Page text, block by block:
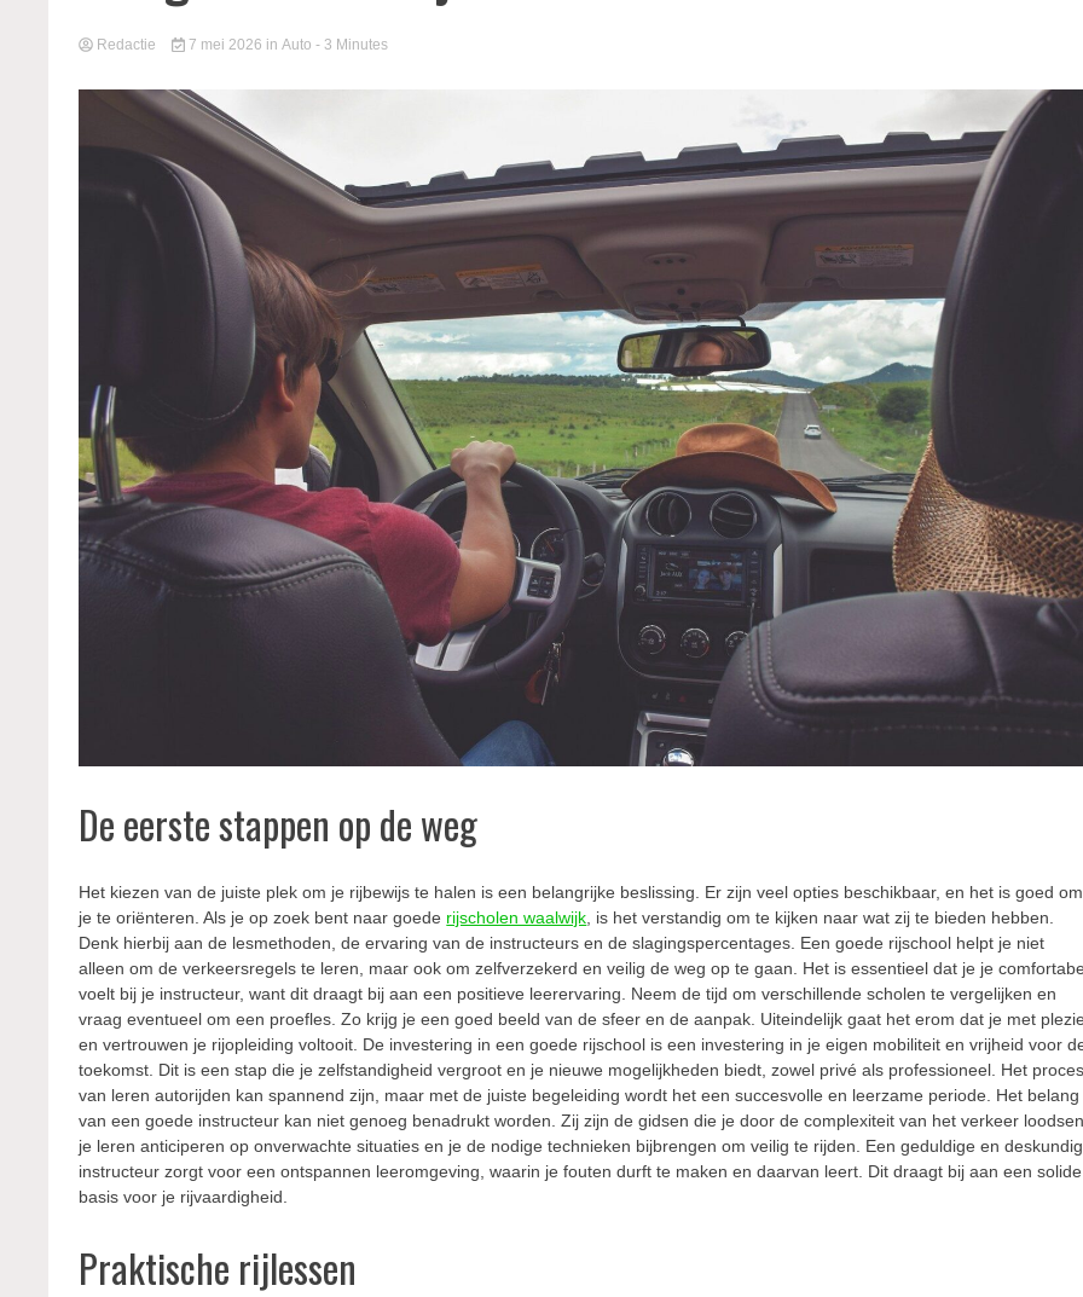
Redactie 7 mei 2026 in Auto - 3 Minutes
De eerste stappen op de weg
Het kiezen van de juiste plek om je rijbewijs te halen is een belangrijke beslissing. Er zijn veel opties beschikbaar, en het is goed om
je te oriënteren. Als je op zoek bent naar goede rijscholen waalwijk, is het verstandig om te kijken naar wat zij te bieden hebben.
Denk hierbij aan de lesmethoden, de ervaring van de instructeurs en de slagingspercentages. Een goede rijschool helpt je niet
alleen om de verkeersregels te leren, maar ook om zelfverzekerd en veilig de weg op te gaan. Het is essentieel dat je je
voelt bij je instructeur, want dit draagt bij aan een positieve leerervaring. Neem de tijd om verschillende scholen te vergelijken en
vraag eventueel om een proefles. Zo krijg je een goed beeld van de sfeer en de aanpak. Uiteindelijk gaat het erom dat je met
en vertrouwen je rijopleiding voltooit. De investering in een goede rijschool is een investering in je eigen mobiliteit en vrijheid voor
toekomst. Dit is een stap die je zelfstandigheid vergroot en je nieuwe mogelijkheden biedt, zowel privé als professioneel. Het proces
van leren autorijden kan spannend zijn, maar met de juiste begeleiding wordt het een succesvolle en leerzame periode. Het belang
van een goede instructeur kan niet genoeg benadrukt worden. Zij zijn de gidsen die je door de complexiteit van het verkeer
je leren anticiperen op onverwachte situaties en je de nodige technieken bijbrengen om veilig te rijden. Een geduldige en
instructeur zorgt voor een ontspannen leeromgeving, waarin je fouten durft te maken en daarvan leert. Dit draagt bij aan een solide
basis voor je rijvaardigheid.
Praktische rijlessen